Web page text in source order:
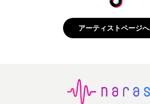
アーティストページへ